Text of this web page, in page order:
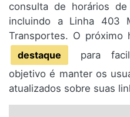
consulta de horários
incluindo a Linha 403
Transportes. O próximo
destaque
para
objetivo é manter os
atualizados sobre suas